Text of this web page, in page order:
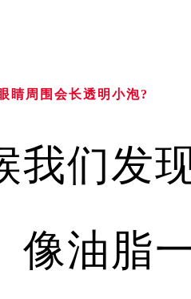
睛周围会长透明小泡?
我们发
像油脂